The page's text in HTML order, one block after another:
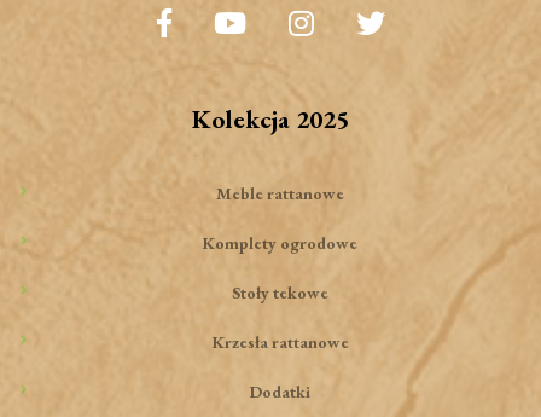
Kolekcja 2025
Meble rattanowe
Komplety ogrodowe
Stoły tekowe
Krzesła rattanowe
Dodatki